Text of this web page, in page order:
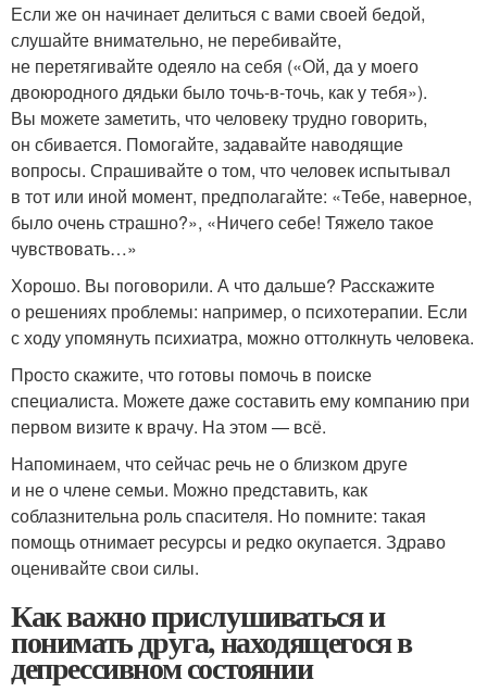
Если же он начинает делиться с вами своей бедой,
слушайте внимательно, не перебивайте,
не перетягивайте одеяло на себя («Ой, да у моего
двоюродного дядьки было точь-в-точь, как у тебя»).
Вы можете заметить, что человеку трудно говорить,
он сбивается. Помогайте, задавайте наводящие
вопросы. Спрашивайте о том, что человек испытывал
в тот или иной момент, предполагайте: «Тебе, наверное,
было очень страшно?», «Ничего себе! Тяжело такое
чувствовать…»
Хорошо. Вы поговорили. А что дальше? Расскажите
о решениях проблемы: например, о психотерапии. Если
с ходу упомянуть психиатра, можно оттолкнуть человека.
Просто скажите, что готовы помочь в поиске
специалиста. Можете даже составить ему компанию при
первом визите к врачу. На этом — всё.
Напоминаем, что сейчас речь не о близком друге
и не о члене семьи. Можно представить, как
соблазнительна роль спасителя. Но помните: такая
помощь отнимает ресурсы и редко окупается. Здраво
оценивайте свои силы.
Как важно прислушиваться и
понимать друга, находящегося в
депрессивном состоянии